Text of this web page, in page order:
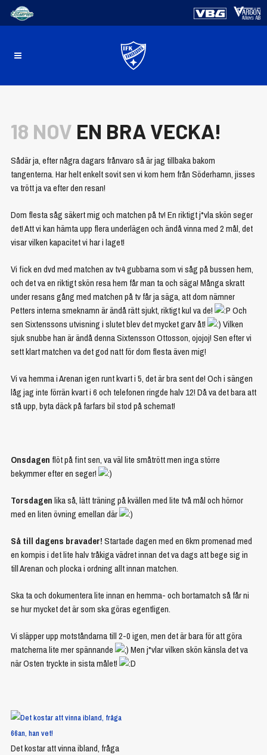
18 NOV EN BRA VECKA!
Sådär ja, efter några dagars frånvaro så är jag tillbaka bakom
tangenterna. Har helt enkelt sovit sen vi kom hem från Söderhamn, jisses
va trött ja va efter den resan!
Dom flesta såg säkert mig och matchen på tv! En riktigt j*vla skön seger
det! Att vi kan hämta upp flera underlägen och ändå vinna med 2 mål, det
visar vilken kapacitet vi har i laget!
Vi fick en dvd med matchen av tv4 gubbarna som vi såg på bussen hem,
och det va en riktigt skön resa hem får man ta och säga! Många skratt
under resans gång med matchen på tv får ja säga, att dom nämner
Petters interna smeknamn är ändå rätt sjukt, riktigt kul va de!
Och
sen Sixtenssons utvisning i slutet blev det mycket garv åt!
Vilken
sjuk snubbe han är ändå denna Sixtensson Ottosson, ojojoj! Sen efter vi
sett klart matchen va det god natt för dom flesta även mig!
Vi va hemma i Arenan igen runt kvart i 5, det är bra sent de! Och i sängen
låg jag inte förrän kvart i 6 och telefonen ringde halv 12! Då va det bara att
stå upp, byta däck på farfars bil stod på schemat!
Onsdagen flöt på fint sen, va väl lite småtrött men inga större
bekymmer efter en seger!
Torsdagenlika så, lätt träning på kvällen med lite två mål och hörnor
med en liten övning emellan där
Så till dagens bravader!Startade dagen med en 6km promenad med
en kompis i det lite halv tråkiga vädret innan det va dags att bege sig in
till Arenan och plocka i ordning allt innan matchen.
Ska ta och dokumentera lite innan en hemma- och bortamatch så får ni
se hur mycket det är som ska göras egentligen.
Vi släpper upp motståndarna till 2-0 igen, men det är bara för att göra
matcherna lite mer spännande
Men j*vlar vilken skön känsla det va
när Osten tryckte in sista målet!
Det kostar att vinna ibland, fråga